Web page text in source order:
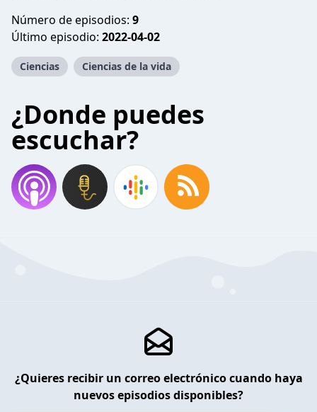
Número de episodios: 9
Último episodio: 2022-04-02
Ciencias Ciencias de la vida
¿Donde puedes
escuchar?
¿Quieres recibir un correo electrónico cuando haya
nuevos episodios disponibles?